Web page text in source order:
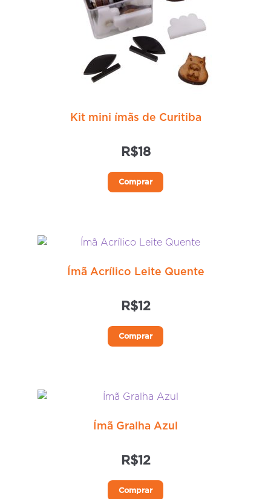
Kit mini ímãs de Curitiba
R$18
Comprar
Ímã Acrílico Leite Quente
R$12
Comprar
Este
variantes.
opções
na
Ímã Gralha Azul
R$12
Comprar